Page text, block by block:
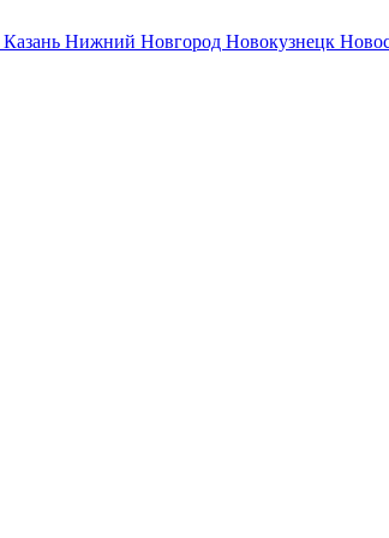
Казань Нижний Новгород Новокузнецк